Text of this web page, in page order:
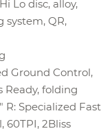
Lo disc, alloy,
system, QR,
Ground Control,
Ready, folding
R: Specialized Fast
60TPI, 2Bliss